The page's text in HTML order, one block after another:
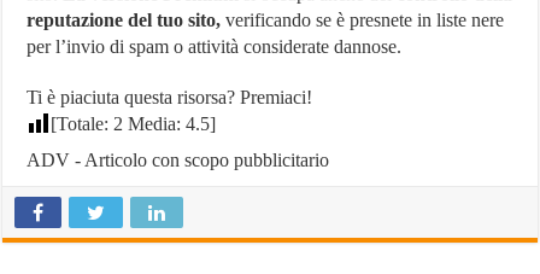
reputazione del tuo sito, verificando se è presnete in liste nere
per l’invio di spam o attività considerate dannose.
Ti è piaciuta questa risorsa? Premiaci!
[Totale: 2 Media:4.5]
ADV - Articolo con scopo pubblicitario